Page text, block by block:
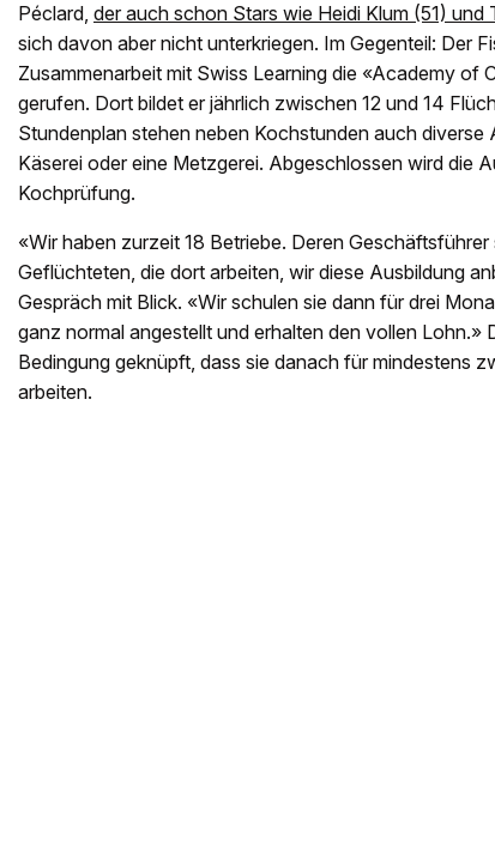
Péclard, der auch schon Stars wie Heidi Klum (51)
sich davon aber nicht unterkriegen. Im Gegenteil: Der
Zusammenarbeit mit Swiss Learning die «Academy of
gerufen. Dort bildet er jährlich zwischen 12 und 14
Stundenplan stehen neben Kochstunden auch diverse
Käserei oder eine Metzgerei. Abgeschlossen wird die
Kochprüfung.
«Wir haben zurzeit 18 Betriebe. Deren
Geflüchteten, die dort arbeiten, wir diese Ausbildung
Gespräch mit Blick. «Wir schulen sie dann für drei
ganz normal angestellt und erhalten den vollen Lohn.»
Bedingung geknüpft, dass sie danach für mindestens
arbeiten.